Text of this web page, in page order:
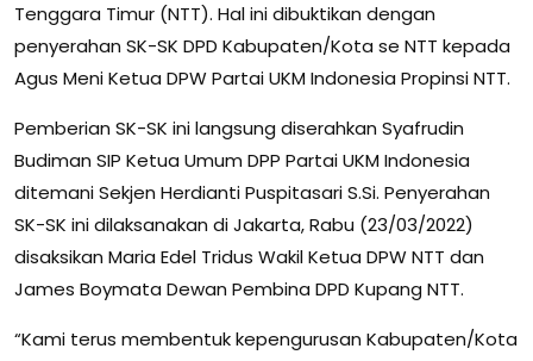
Tenggara Timur (NTT). Hal ini dibuktikan dengan
penyerahan SK-SK DPD Kabupaten/Kota se NTT kepada
Agus Meni Ketua DPW Partai UKM Indonesia Propinsi NTT.
Pemberian SK-SK ini langsung diserahkan Syafrudin
Budiman SIP Ketua Umum DPP Partai UKM Indonesia
ditemani Sekjen Herdianti Puspitasari S.Si. Penyerahan
SK-SK ini dilaksanakan di Jakarta, Rabu (23/03/2022)
disaksikan Maria Edel Tridus Wakil Ketua DPW NTT dan
James Boymata Dewan Pembina DPD Kupang NTT.
“Kami terus membentuk kepengurusan Kabupaten/Kota